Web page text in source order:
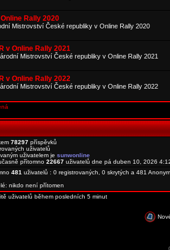
Rally 2020
Mistrovství České republiky v Online Rally 2020
v Online Rally 2021
Mistrovství České republiky v Online Rally 2021
v Online Rally 2022
Mistrovství České republiky v Online Rally 2022
78297 příspěvků
uživatelů
uživatelem je sunwonline
přítomno 22667 uživatelů dne pá duben 10, 2026
481 uživatelů : 0 registrovaných, 0 skrytých a 481
nikdo není přítomen
uživatelů během posledních 5 minut